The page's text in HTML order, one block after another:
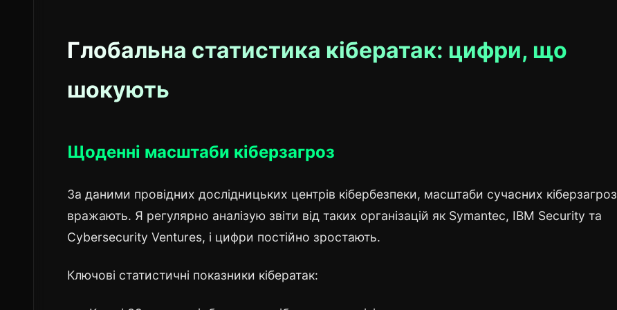
Глобальна статистика кібератак: цифри, що
шокують
Щоденні масштаби кіберзагроз
За даними провідних дослідницьких центрів кібербезпеки, масштаби сучасних кіберзагроз
вражають. Я регулярно аналізую звіти від таких організацій як Symantec, IBM Security та
Cybersecurity Ventures, і цифри постійно зростають.
Ключові статистичні показники кібератак: